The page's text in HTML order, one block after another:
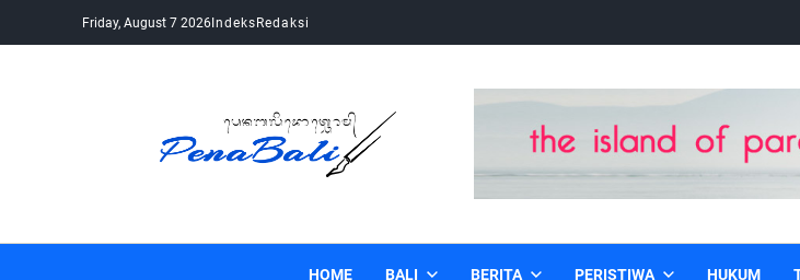
Friday, August 7 2026IndeksRedaksi
HOME BALI BERITA PERISTIWA HUKUM